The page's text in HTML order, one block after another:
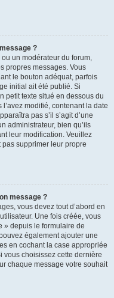
?
un modérateur du forum,
propres messages. Vous
le bouton adéquat, parfois
initial ait été publié. Si
petit texte situé en dessous du
modifié, contenant la date
pas s’il s’agit d’une
administrateur, bien qu’ils
leur modification. Veuillez
supprimer leur propre
message ?
vous devez tout d’abord en
Une fois créée, vous
» depuis le formulaire de
également ajouter une
en cochant la case appropriée
vous choisissez cette dernière
chaque message votre souhait